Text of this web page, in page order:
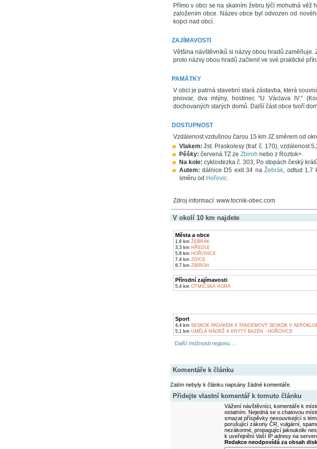
Přímo v obci se na skalním žebru týčí mohutná věž
založením obce. Název obce byl odvozen od
kopci nad obcí.
ZAJÍMAVOSTI
Většina návštěvníků si názvy obou hradů
proto názvy obou hradů začlenil ve své praktické
PAMÁTKY
V obci je patrná stavební stará zástavba, která
pivovar, dva mlýny, hostinec "U Václava IV."
dochovaných starých domů. Další část obce tvoří
DOSTUPNOST
Vzdálenost vzdušnou čarou 15 km JZ směrem od
Vlakem: žst. Praskolesy (trať č. 170), vzdálenost
Pěšky: červená TZ ze Zbiroh nebo z Roztok>.
Na kole: cyklostezka č. 303, Po stopách český
Autem: dálnice D5 exit 34 naŽebrák, odtud 1,7
směru od Hořovic.
Zdroj informací: www.tocnik-obec.com
V okolí 10 km najdete
Města a obce
1,6 km ŽEBRÁK
3,3 km HŘEDLE
5,8 km HOŘOVICE
7,4 km ZDICE
8,7 km ZBIROH
Přírodní zajímavosti
5,4 km OTMÍČSKÁ HORA
Sport
4,4 km SESKOK PADÁKEM A TANDEMOVÝ SESKOK V
5,1 km UMĚLÁ NÁDRŽ A KRYTÝ BAZÉN - HOŘOVICE
Další možnosti regionu ...
Komentáře k článku
Zatím nebyly k článku napsány žádné komentáře.
Přidejte vlastní komentář k tomuto článku
Vážení návštěvníci, komentáře k
ostatním. Nejedná se o chatovou
smazat příspěvky nesouvisející s
porušující zákony ČR, vulgární,
nezákonné, propagující jakoukoliv
k uveřejnění Vaší IP adresy na
Redakce neodpovídá za obsah